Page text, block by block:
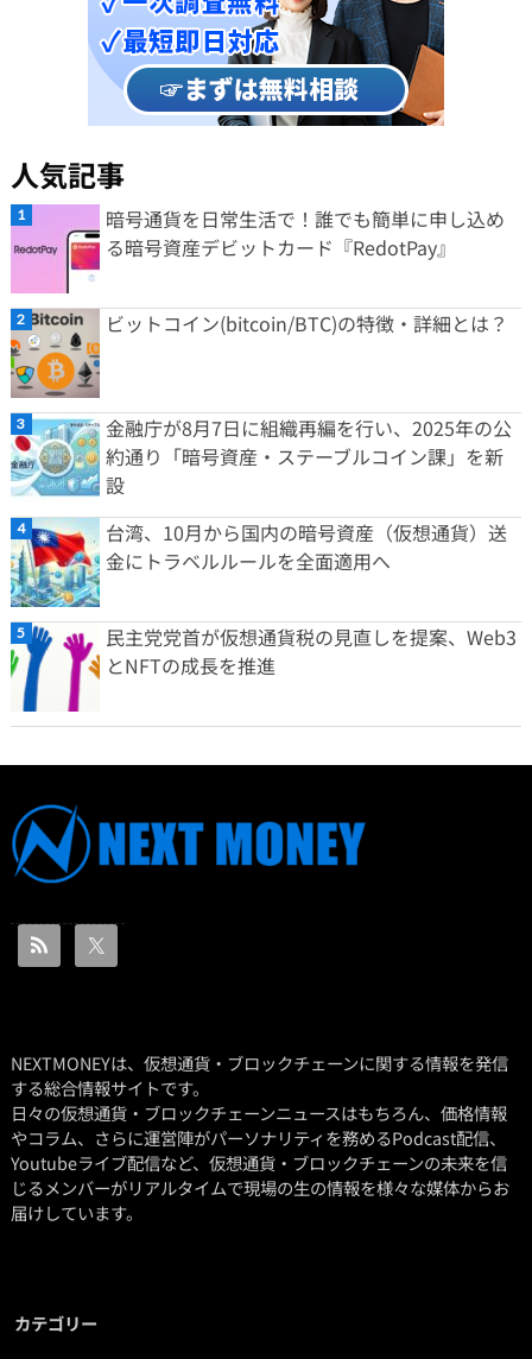
人気記事
暗号通貨を日常生活で！誰でも簡単に申し込め
る暗号資産デビットカード『RedotPay』
ビットコイン(bitcoin/BTC)の特徴・詳細とは？
金融庁が8月7日に組織再編を行い、2025年の公
約通り「暗号資産・ステーブルコイン課」を新
設
台湾、10月から国内の暗号資産（仮想通貨）送
金にトラベルルールを全面適用へ
民主党党首が仮想通貨税の見直しを提案、Web3
とNFTの成長を推進
NEXTMONEYは、仮想通貨・ブロックチェーンに関する情報を発信
する総合情報サイトです。
日々の仮想通貨・ブロックチェーンニュースはもちろん、価格情報
やコラム、さらに運営陣がパーソナリティを務めるPodcast配信、
Youtubeライブ配信など、仮想通貨・ブロックチェーンの未来を信
じるメンバーがリアルタイムで現場の生の情報を様々な媒体からお
届けしています。
カテゴリー